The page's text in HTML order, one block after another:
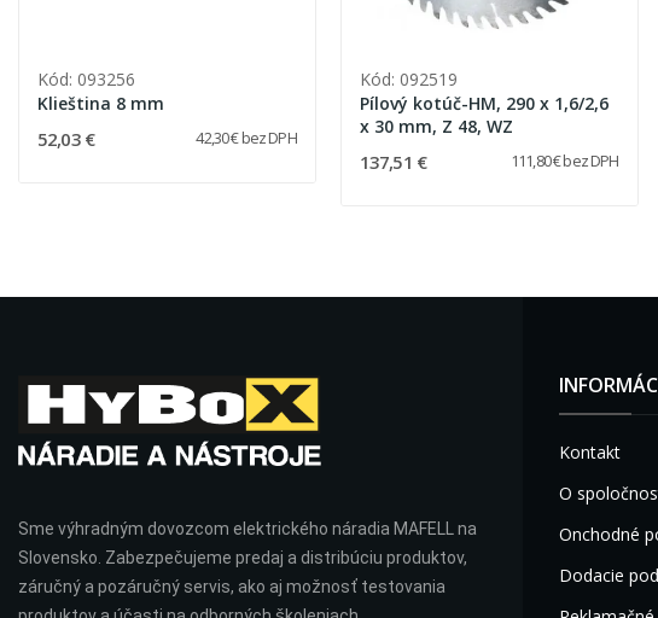
Kód: 093256
Klieština 8 mm
52,03 € 42,30 € bez DPH
Kód: 092519
Pílový kotúč-HM, 290 x 1,6/2,6
x 30 mm, Z 48, WZ
137,51 € 111,80 € bez DPH
Sme výhradným dovozcom elektrického náradia MAFELL na
Slovensko. Zabezpečujeme predaj a distribúciu produktov,
záručný a pozáručný servis, ako aj možnosť testovania
Kontakt
O
Onchodné
Dodacie